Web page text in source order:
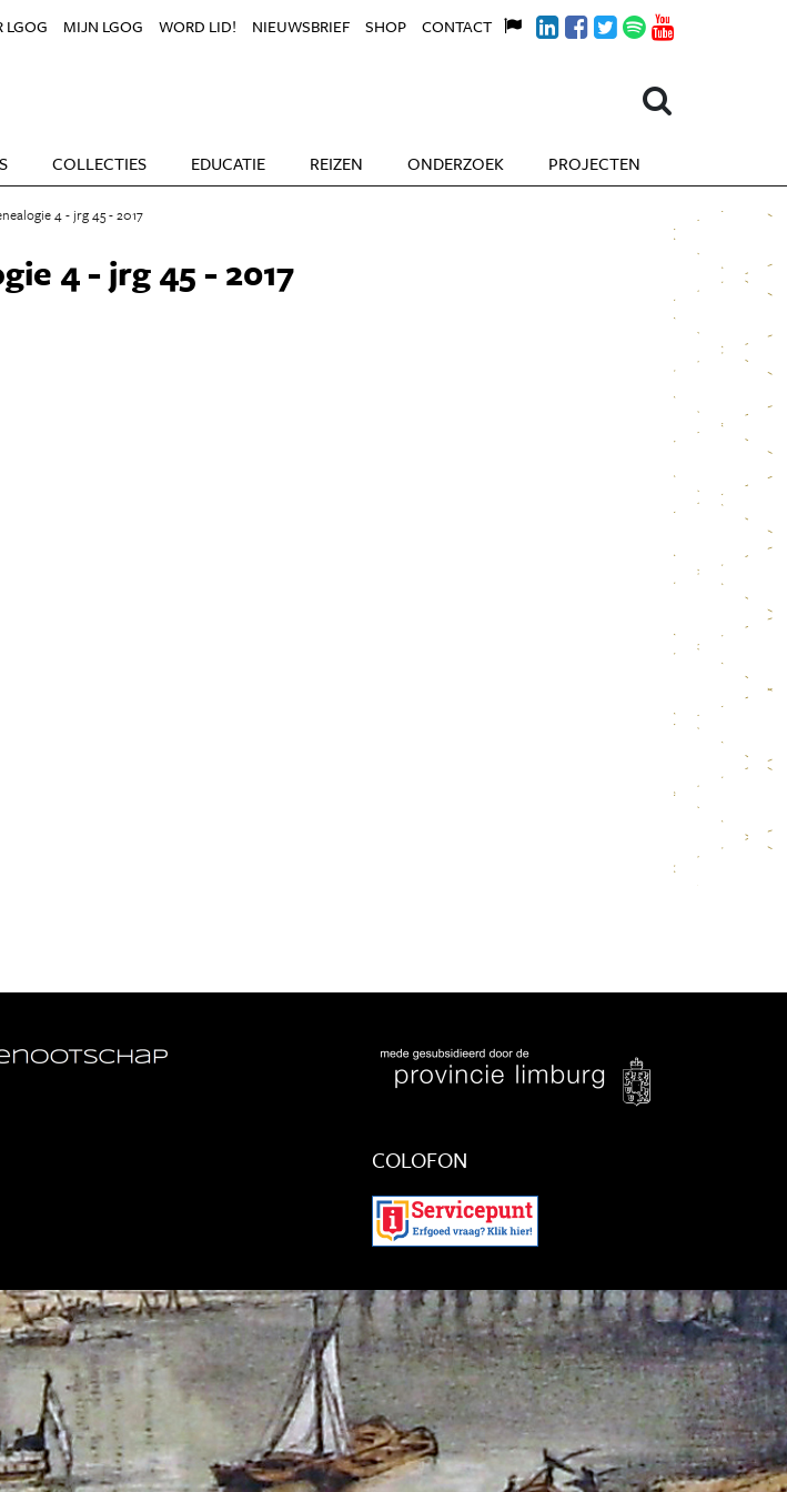
COLLECTIES EDUCATIE REIZEN ONDERZOEK PROJECTEN
LGOG MIJN LGOG WORD LID! NIEUWSBRIEF SHOP CONTACT
4 - jrg 45 - 2017
4 - jrg 45 - 2017
COLOFON